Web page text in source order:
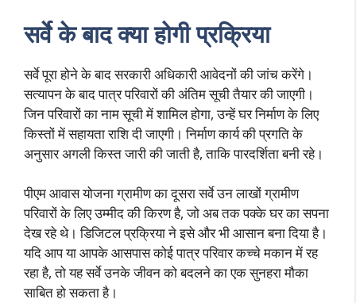
सर्वे के बाद क्या होगी प्रक्रिया
सर्वे पूरा होने के बाद सरकारी अधिकारी आवेदनों की जांच करेंगे।
सत्यापन के बाद पात्र परिवारों की अंतिम सूची तैयार की जाएगी।
जिन परिवारों का नाम सूची में शामिल होगा, उन्हें घर निर्माण के लिए
किस्तों में सहायता राशि दी जाएगी। निर्माण कार्य की प्रगति के
अनुसार अगली किस्त जारी की जाती है, ताकि पारदर्शिता बनी रहे।
पीएम आवास योजना ग्रामीण का दूसरा सर्वे उन लाखों ग्रामीण
परिवारों के लिए उम्मीद की किरण है, जो अब तक पक्के घर का सपना
देख रहे थे। डिजिटल प्रक्रिया ने इसे और भी आसान बना दिया है।
यदि आप या आपके आसपास कोई पात्र परिवार कच्चे मकान में रह
रहा है, तो यह सर्वे उनके जीवन को बदलने का एक सुनहरा मौका
साबित हो सकता है।